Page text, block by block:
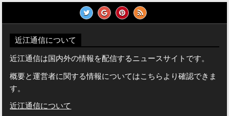
近江通信について
近江通信は国内外の情報を配信するニュースサイトです。
概要と運営者に関する情報についてはこちらより確認できま
す。
近江通信について